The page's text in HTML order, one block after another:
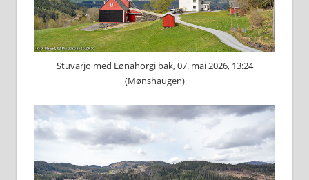
Stuvarjo med Lønahorgi bak, 07. mai 2026, 13:24
(Mønshaugen)